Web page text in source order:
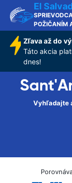
El
POŽIČANÍM
Zľava až do
Táto akcia
dnes!
Vyhľadajte